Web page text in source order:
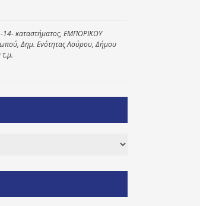
-14- καταστήματος, ΕΜΠΟΡΙΚΟΥ
Δημ. Ενότητας Λούρου, Δήμου